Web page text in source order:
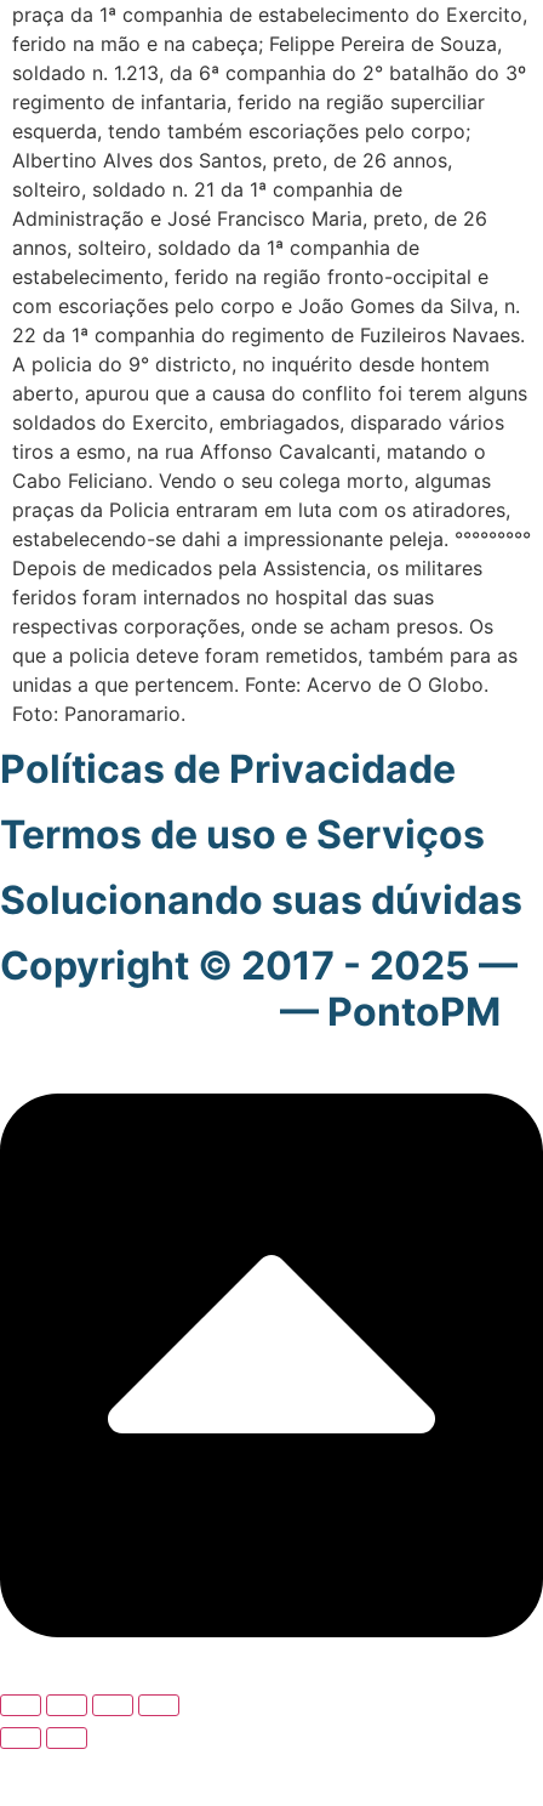
praça da 1ª companhia de estabelecimento do Exercito,
ferido na mão e na cabeça; Felippe Pereira de Souza,
soldado n. 1.213, da 6ª companhia do 2° batalhão do 3º
regimento de infantaria, ferido na região superciliar
esquerda, tendo também escoriações pelo corpo;
Albertino Alves dos Santos, preto, de 26 annos,
solteiro, soldado n. 21 da 1ª companhia de
Administração e José Francisco Maria, preto, de 26
annos, solteiro, soldado da 1ª companhia de
estabelecimento, ferido na região fronto-occipital e
com escoriações pelo corpo e João Gomes da Silva, n.
22 da 1ª companhia do regimento de Fuzileiros Navaes.
A policia do 9° districto, no inquérito desde hontem
aberto, apurou que a causa do conflito foi terem alguns
soldados do Exercito, embriagados, disparado vários
tiros a esmo, na rua Affonso Cavalcanti, matando o
Cabo Feliciano. Vendo o seu colega morto, algumas
praças da Policia entraram em luta com os atiradores,
estabelecendo-se dahi a impressionante peleja. °°°°°°°°°
Depois de medicados pela Assistencia, os militares
feridos foram internados no hospital das suas
respectivas corporações, onde se acham presos. Os
que a policia deteve foram remetidos, também para as
unidas a que pertencem. Fonte: Acervo de O Globo.
Foto: Panoramario.
Políticas de Privacidade
Termos de uso e Serviços
Solucionando suas dúvidas
Copyright © 2017 - 2025 —
— PontoPM